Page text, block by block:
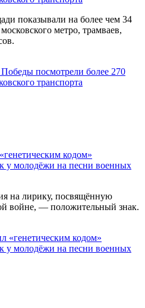
показывали на более чем 34
метро, трамваев,
кодом»
у молодёжи на песни военных
на лирику, посвящённую
войне, — положительный знак.